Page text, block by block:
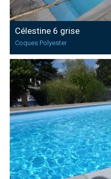
Célestine 6 grise
Coques Polyester